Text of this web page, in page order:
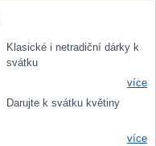
Klasické i netradiční dárky k
svátku
více
Darujte k svátku květiny
více